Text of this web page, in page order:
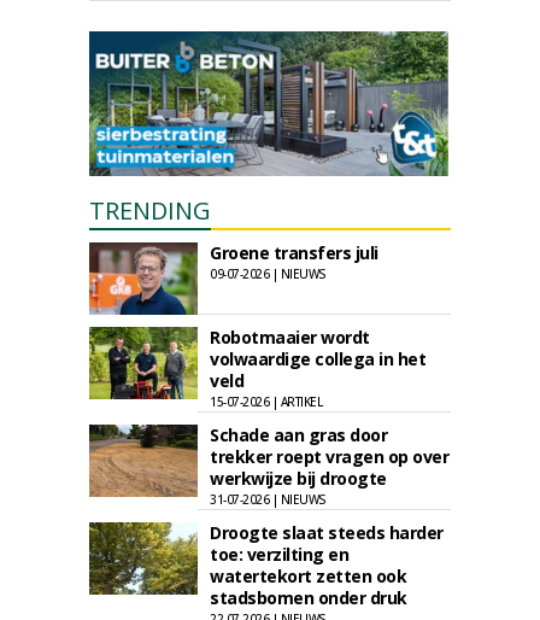
TRENDING
Groene transfers juli
09-07-2026 | NIEUWS
Robotmaaier wordt
volwaardige collega in het
veld
15-07-2026 | ARTIKEL
Schade aan gras door
trekker roept vragen op over
werkwijze bij droogte
31-07-2026 | NIEUWS
Droogte slaat steeds harder
toe: verzilting en
watertekort zetten ook
stadsbomen onder druk